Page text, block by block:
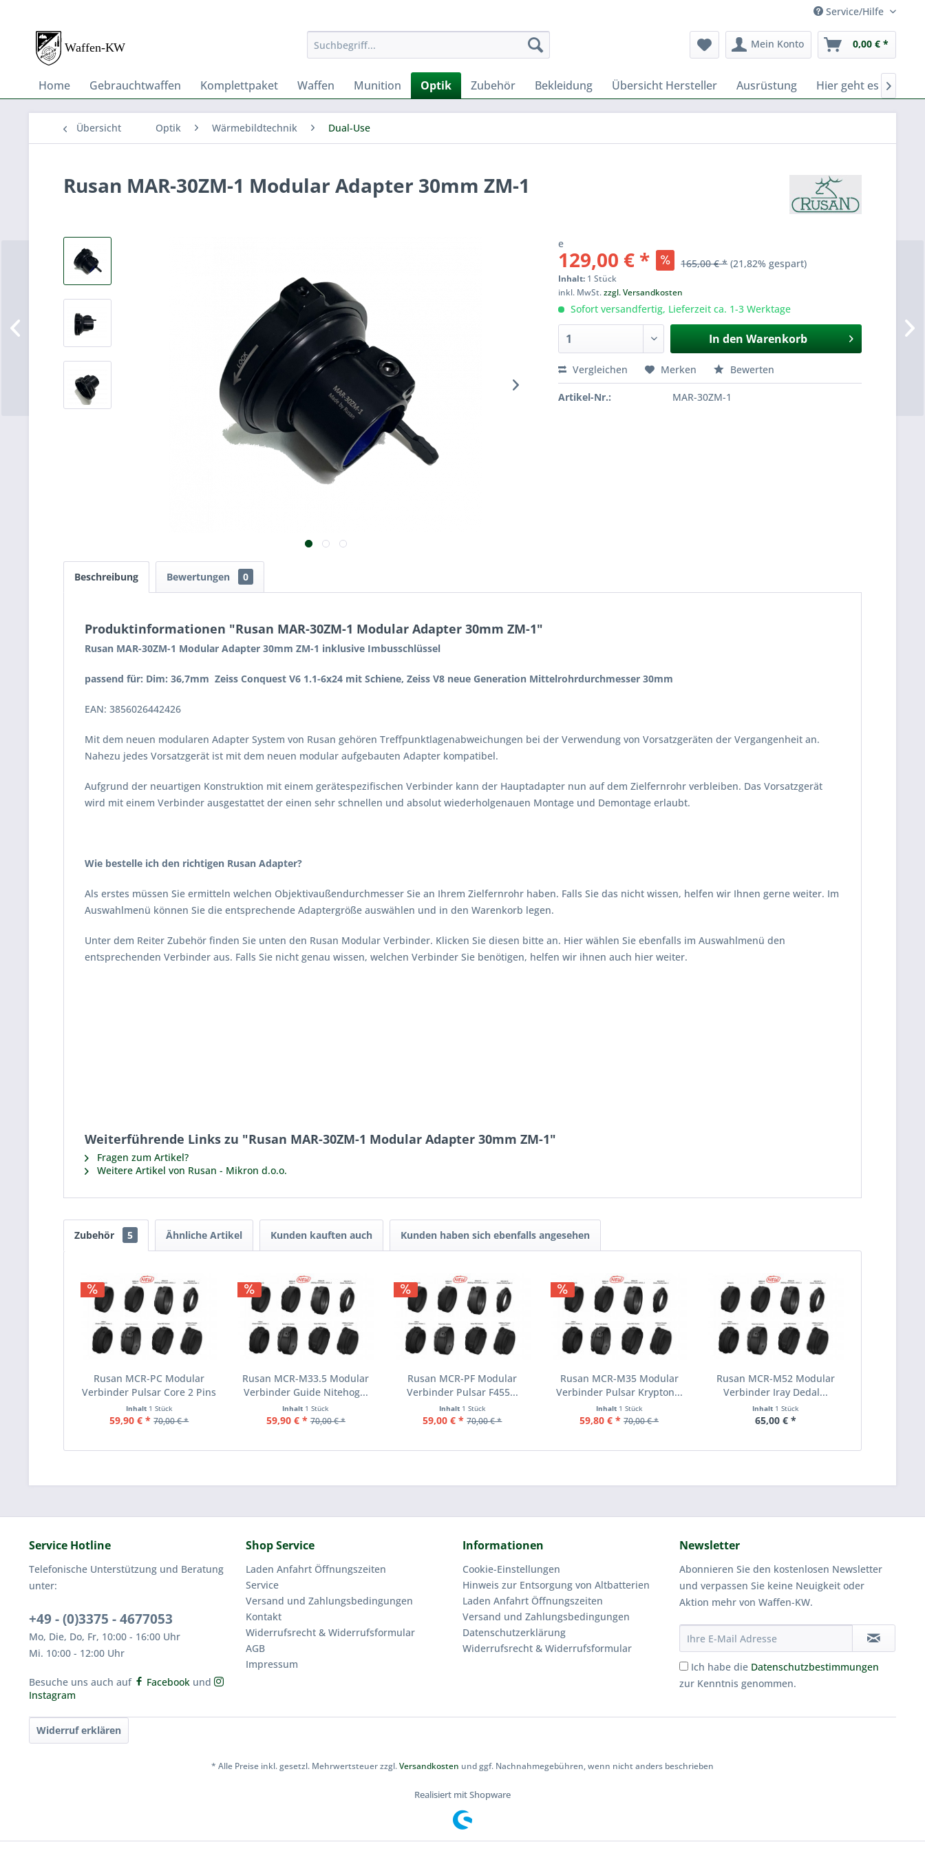
Service/Hilfe
Mein Konto 0,00 € *
Home Gebrauchtwaffen Komplettpaket Waffen Munition Optik Zubehör Bekleidung Übersicht Hersteller Ausrüstung Hier geht es zu

Übersicht Optik Wärmebildtechnik Dual-Use
Rusan MAR-30ZM-1 Modular Adapter 30mm ZM-1
e
129,00 € * 165,00 € * (21,82% gespart)
Inhalt: 1 Stück
inkl. MwSt.zzgl. Versandkosten
Sofort versandfertig, Lieferzeit ca. 1-3 Werktage
In den Warenkorb
Vergleichen Merken Bewerten
Artikel-Nr.: MAR-30ZM-1
Beschreibung Bewertungen 0
Produktinformationen "Rusan MAR-30ZM-1 Modular Adapter 30mm ZM-1"
Rusan MAR-30ZM-1 Modular Adapter 30mm ZM-1 inklusive Imbusschlüssel
passend für: Dim: 36,7mm Zeiss Conquest V6 1.1-6x24 mit Schiene, Zeiss V8 neue Generation Mittelrohrdurchmesser 30mm
EAN: 3856026442426
Mit dem neuen modularen Adapter System von Rusan gehören Treffpunktlagenabweichungen bei der Verwendung von Vorsatzgeräten der Vergangenheit an.
Nahezu jedes Vorsatzgerät ist mit dem neuen modular aufgebauten Adapter kompatibel.
Aufgrund der neuartigen Konstruktion mit einem gerätespezifischen Verbinder kann der Hauptadapter nun auf dem Zielfernrohr verbleiben. Das Vorsatzgerät
wird mit einem Verbinder ausgestattet der einen sehr schnellen und absolut wiederholgenauen Montage und Demontage erlaubt.
Wie bestelle ich den richtigen Rusan Adapter?
Als erstes müssen Sie ermitteln welchen Objektivaußendurchmesser Sie an Ihrem Zielfernrohr haben. Falls Sie das nicht wissen, helfen wir Ihnen gerne weiter. Im
Auswahlmenü können Sie die entsprechende Adaptergröße auswählen und in den Warenkorb legen.
Unter dem Reiter Zubehör finden Sie unten den Rusan Modular Verbinder. Klicken Sie diesen bitte an. Hier wählen Sie ebenfalls im Auswahlmenü den
entsprechenden Verbinder aus. Falls Sie nicht genau wissen, welchen Verbinder Sie benötigen, helfen wir ihnen auch hier weiter.
Weiterführende Links zu "Rusan MAR-30ZM-1 Modular Adapter 30mm ZM-1"
Fragen zum Artikel?
Weitere Artikel von Rusan - Mikron d.o.o.
Zubehör 5 Ähnliche Artikel Kunden kauften auch Kunden haben sich ebenfalls angesehen
Rusan MCR-PC Modular
Verbinder Pulsar Core 2 Pins
Inhalt 1 Stück
59,90 € * 70,00 € *
Rusan MCR-M33.5 Modular
Verbinder Guide Nitehog...
Inhalt 1 Stück
59,90 € * 70,00 € *
Rusan MCR-PF Modular
Verbinder Pulsar F455...
Inhalt 1 Stück
59,00 € * 70,00 € *
Rusan MCR-M35 Modular
Verbinder Pulsar Krypton...
Inhalt 1 Stück
59,80 € * 70,00 € *
Rusan MCR-M52 Modular
Verbinder Iray Dedal...
Inhalt 1 Stück
65,00 € *
Service Hotline
Telefonische Unterstützung und Beratung
unter:
+49 - (0)3375 - 4677053
Mo, Die, Do, Fr, 10:00 - 16:00 Uhr
Mi. 10:00 - 12:00 Uhr
Besuche uns auch auf Facebook und
Instagram
Shop Service
Laden Anfahrt Öffnungszeiten
Service
Versand und Zahlungsbedingungen
Kontakt
Widerrufsrecht & Widerrufsformular
AGB
Impressum
Informationen
Cookie-Einstellungen
Hinweis zur Entsorgung von Altbatterien
Laden Anfahrt Öffnungszeiten
Versand und Zahlungsbedingungen
Datenschutzerklärung
Widerrufsrecht & Widerrufsformular
Newsletter
Abonnieren Sie den kostenlosen Newsletter
und verpassen Sie keine Neuigkeit oder
Aktion mehr von Waffen-KW.
Ich habe die Datenschutzbestimmungen
zur Kenntnis genommen.
Widerruf erklären
* Alle Preise inkl. gesetzl. Mehrwertsteuer zzgl.Versandkosten und ggf. Nachnahmegebühren, wenn nicht anders beschrieben
Realisiert mit Shopware